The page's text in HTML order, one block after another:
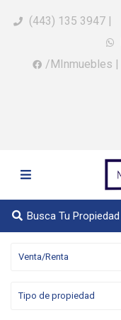
(443) 135 3947 |
/MInmuebles |
Busca Tu Propiedad
Venta/Renta
Tipo de propiedad